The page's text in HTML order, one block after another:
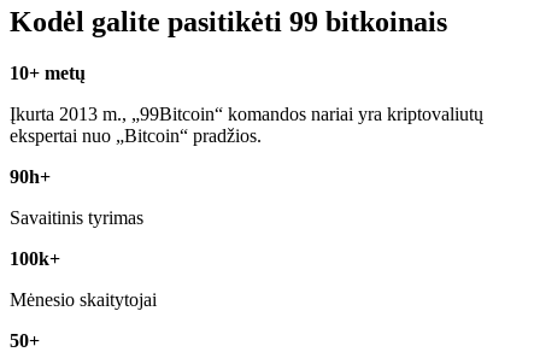
Kodėl galite pasitikėti 99 bitkoinais
10+ metų
Įkurta 2013 m., „99Bitcoin“ komandos nariai yra kriptovaliutų
ekspertai nuo „Bitcoin“ pradžios.
90h+
Savaitinis tyrimas
100k+
Mėnesio skaitytojai
50+